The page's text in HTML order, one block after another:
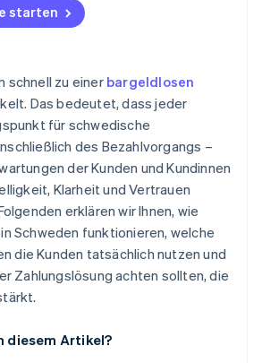
die mit Ihnen skaliert
und Kontrolle
über alle Kanäle hinweg
Ihr Team
starten
schnell zu einer bargeldlosen
Das bedeutet, dass jeder
für schwedische
des Bezahlvorgangs –
der Kunden und Kundinnen
Klarheit und Vertrauen
erklären wir Ihnen, wie
Schweden funktionieren, welche
die Kunden tatsächlich nutzen und
Zahlungslösung achten sollten, die
diesem Artikel?